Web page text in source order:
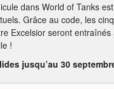
dans World of Tanks
Grâce au code, les
Excelsior seront
!
jusqu’au 30